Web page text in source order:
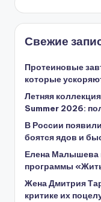
Свежие
Протеиновые
которые
Летняя
Summer 2026:
В России
боятся ядов и
Елена Малышева
программы
Жена Дмитрия
критике их